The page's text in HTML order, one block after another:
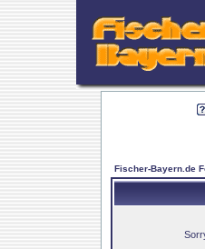
Fischer-Bayern.de